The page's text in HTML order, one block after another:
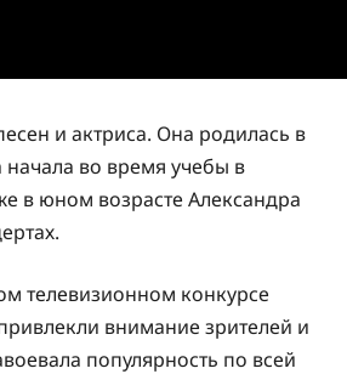
и актриса. Она родилась в
начала во время учебы в
в юном возрасте Александра
телевизионном конкурсе
внимание зрителей и
популярность по всей